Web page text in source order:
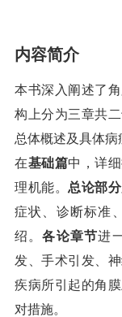
内容简介
本书深入阐述了
构上分为三章共
总体概述及具体病
在基础篇中，详
理机能。 总论部分
症状、诊断标准
绍。各论章节进
发、手术引发、
疾病所引起的角
对措施。